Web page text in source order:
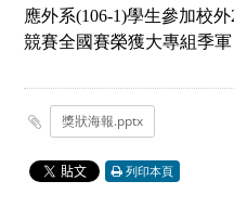
應外系(106-1)學生參加校
競賽全國賽榮獲大專組季軍
獎狀海報.pptx
列印本頁